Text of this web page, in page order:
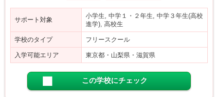
サポート対象
小学生, 中学１・２年生, 中学３年生(高校
進学), 高校生
学校のタイプ フリースクール
入学可能エリア 東京都・山梨県・滋賀県
この学校にチェック